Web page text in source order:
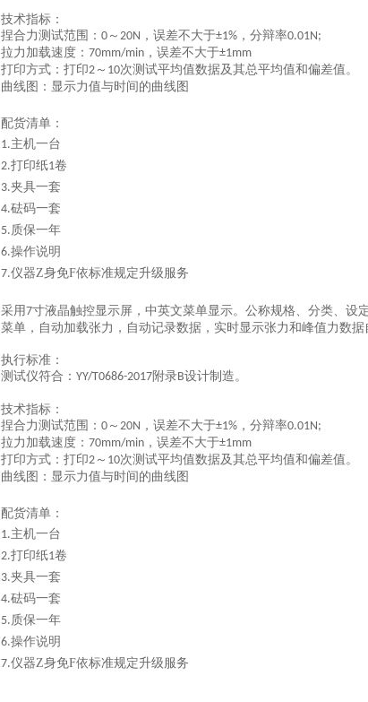
技术指标：
捏合力测试范围： 0 ～ 20N ，误差不大于±1% ，分辩率0.01N;
拉力加载速度： 70mm/min ，误差不大于±1mm
打印方式：打印2 ～ 10次测试平均值数据及其总平均值和偏差值。
曲线图：显示力值与时间的曲线图
配货清单：
1.主机一台
2.打印纸1卷
3.夹具一套
4.砝码一套
5.质保一年
6.操作说明
7.仪器Z身免F依标准规定升级服务
采用7寸液晶触控显示屏，中英文菜单显示。公称规格、分类、设
菜单，自动加载张力，自动记录数据，实时显示张力和峰值力数
执行标准：
测试仪符合： YY/T0686-2017附录B设计制造。
技术指标：
捏合力测试范围： 0 ～ 20N ，误差不大于±1% ，分辩率0.01N;
拉力加载速度： 70mm/min ，误差不大于±1mm
打印方式：打印2 ～ 10次测试平均值数据及其总平均值和偏差值。
曲线图：显示力值与时间的曲线图
配货清单：
1.主机一台
2.打印纸1卷
3.夹具一套
4.砝码一套
5.质保一年
6.操作说明
7.仪器Z身免F依标准规定升级服务